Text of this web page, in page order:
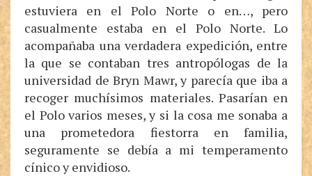
estuviera en el Polo Norte o en…, pero
casualmente estaba en el Polo Norte. Lo
acompañaba una verdadera expedición, entre
la que se contaban tres antropólogas de la
universidad de Bryn Mawr, y parecía que iba a
recoger muchísimos materiales. Pasarían en
el Polo varios meses, y si la cosa me sonaba a
una prometedora fiestorra en familia,
seguramente se debía a mi temperamento
cínico y envidioso.